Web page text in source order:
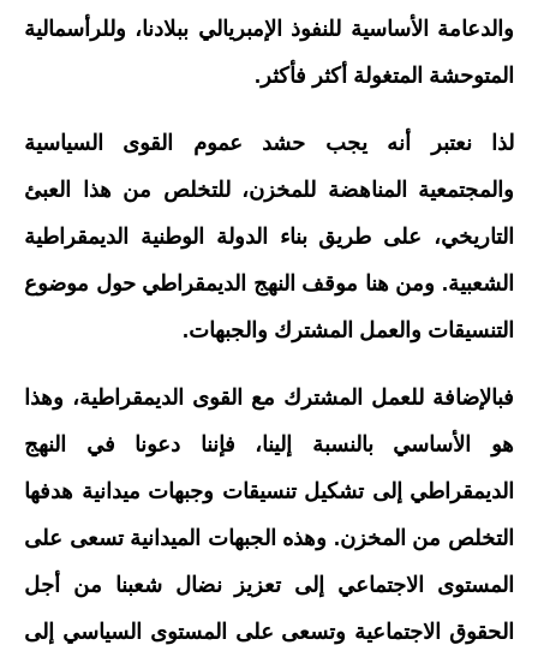
والدعامة الأساسية للنفوذ الإمبريالي ببلادنا، وللرأسمالية
المتوحشة المتغولة أكثر فأكثر.
لذا نعتبر أنه يجب حشد عموم القوى السياسية
والمجتمعية المناهضة للمخزن، للتخلص من هذا العبئ
التاريخي، على طريق بناء الدولة الوطنية الديمقراطية
الشعبية. ومن هنا موقف النهج الديمقراطي حول موضوع
التنسيقات والعمل المشترك والجبهات.
فبالإضافة للعمل المشترك مع القوى الديمقراطية، وهذا
هو الأساسي بالنسبة إلينا، فإننا دعونا في النهج
الديمقراطي إلى تشكيل تنسيقات وجبهات ميدانية هدفها
التخلص من المخزن. وهذه الجبهات الميدانية تسعى على
المستوى الاجتماعي إلى تعزيز نضال شعبنا من أجل
الحقوق الاجتماعية وتسعى على المستوى السياسي إلى